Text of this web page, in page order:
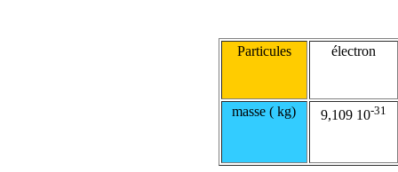
Particules électron
masse ( kg) 9,109 10-31